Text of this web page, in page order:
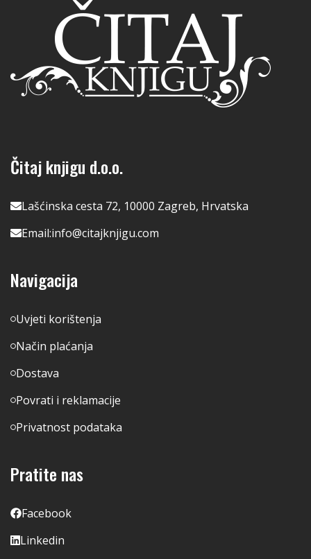
Čitaj knjigu d.o.o.
Lašćinska cesta 72, 10000 Zagreb, Hrvatska
Email:info@citajknjigu.com
Navigacija
Uvjeti korištenja
Način plaćanja
Dostava
Povrati i reklamacije
Privatnost podataka
Pratite nas
Facebook
Linkedin